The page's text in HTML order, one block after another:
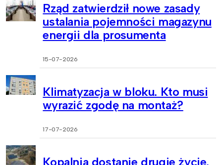
Rząd zatwierdził nowe zasady
ustalania pojemności magazynu
energii dla prosumenta
15-07-2026
Klimatyzacja w bloku. Kto musi
wyrazić zgodę na montaż?
17-07-2026
Kopalnia dostanie drugie życie.